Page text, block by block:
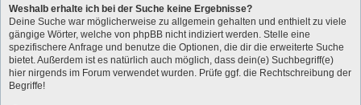
Weshalb erhalte ich bei der Suche keine Ergebnisse?
Deine Suche war möglicherweise zu allgemein gehalten und enthielt zu viele
gängige Wörter, welche von phpBB nicht indiziert werden. Stelle eine
spezifischere Anfrage und benutze die Optionen, die dir die erweiterte Suche
bietet. Außerdem ist es natürlich auch möglich, dass dein(e) Suchbegriff(e)
hier nirgends im Forum verwendet wurden. Prüfe ggf. die Rechtschreibung der
Begriffe!